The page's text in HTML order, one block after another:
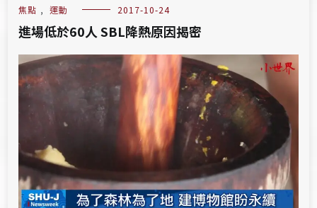
焦點 , 運動 2017-10-24
進場低於60人 SBL降熱原因揭密